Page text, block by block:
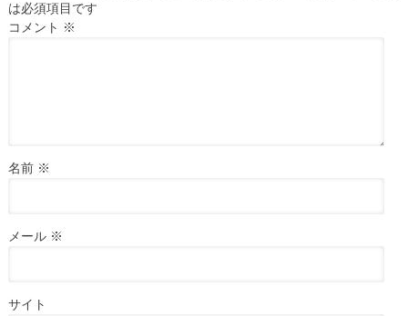
は必須項目です
コメント ※
名前 ※
メール ※
サイト